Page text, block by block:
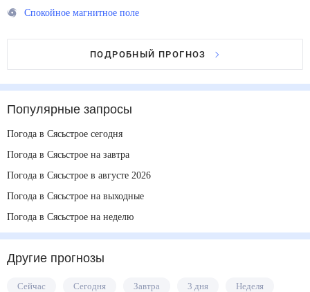
Спокойное магнитное поле
ПОДРОБНЫЙ ПРОГНОЗ
Популярные запросы
Погода в Сясьстрое сегодня
Погода в Сясьстрое на завтра
Погода в Сясьстрое в августе 2026
Погода в Сясьстрое на выходные
Погода в Сясьстрое на неделю
Другие прогнозы
Сейчас Сегодня Завтра 3 дня Неделя